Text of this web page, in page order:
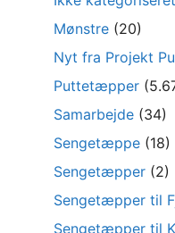
Mønstre (20)
Nyt fra Projekt
Puttetæpper
Samarbejde (34)
Sengetæppe (18)
Sengetæpper (2)
Sengetæpper til
Sengetæpper til